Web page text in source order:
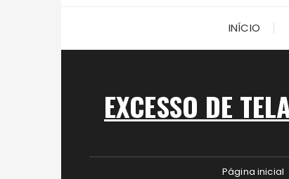
INÍCIO
EXCESSO DE
Página inicial